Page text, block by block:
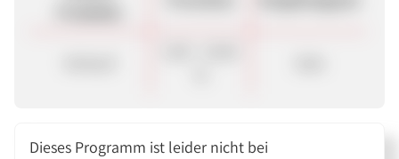
Dieses Programm ist leider nicht bei